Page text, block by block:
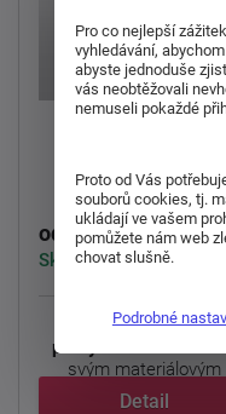
od 511 Kč
Skladem 2 ks
Oblíbená vyvařovací
přikrývka
svým materiálovým
složením ...
Detail
Pro co nejlepší
vyhledávání,
abyste jednoduše
vás neobtěžovali
nemuseli pokaždé
Proto od Vás
souborů cookies, tj.
ukládají ve vašem
pomůžete nám web
chovat slušně.
Podrobné